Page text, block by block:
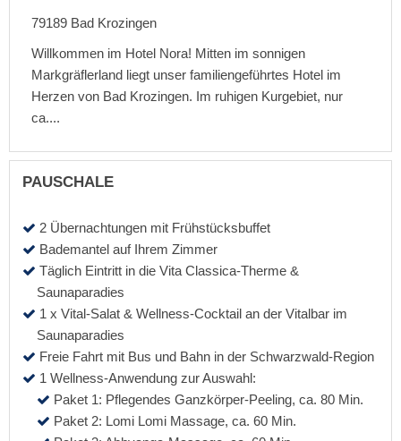
79189 Bad Krozingen
Willkommen im Hotel Nora! Mitten im sonnigen
Markgräflerland liegt unser familiengeführtes Hotel im
Herzen von Bad Krozingen. Im ruhigen Kurgebiet, nur
ca....
PAUSCHALE
2 Übernachtungen mit Frühstücksbuffet
Bademantel auf Ihrem Zimmer
Täglich Eintritt in die Vita Classica-Therme &
Saunaparadies
1 x Vital-Salat & Wellness-Cocktail an der Vitalbar im
Saunaparadies
Freie Fahrt mit Bus und Bahn in der Schwarzwald-Region
1 Wellness-Anwendung zur Auswahl:
Paket 1: Pflegendes Ganzkörper-Peeling, ca. 80 Min.
Paket 2: Lomi Lomi Massage, ca. 60 Min.